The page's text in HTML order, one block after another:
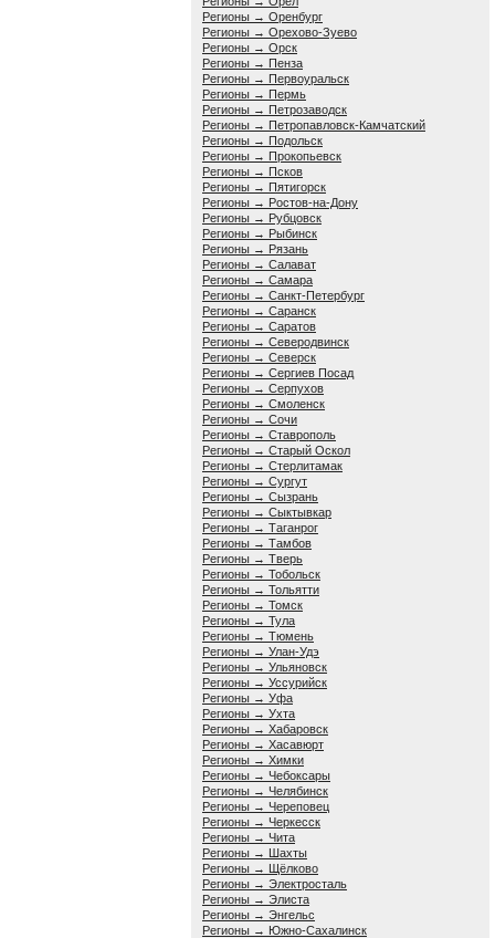
Регионы → Оренбург
Регионы → Орехово-Зуево
Регионы → Орск
Регионы → Пенза
Регионы → Первоуральск
Регионы → Пермь
Регионы → Петрозаводск
Регионы → Петропавловск-Камчатский
Регионы → Подольск
Регионы → Прокопьевск
Регионы → Псков
Регионы → Пятигорск
Регионы → Ростов-на-Дону
Регионы → Рубцовск
Регионы → Рыбинск
Регионы → Рязань
Регионы → Салават
Регионы → Самара
Регионы → Санкт-Петербург
Регионы → Саранск
Регионы → Саратов
Регионы → Северодвинск
Регионы → Северск
Регионы → Сергиев Посад
Регионы → Серпухов
Регионы → Смоленск
Регионы → Сочи
Регионы → Ставрополь
Регионы → Старый Оскол
Регионы → Стерлитамак
Регионы → Сургут
Регионы → Сызрань
Регионы → Сыктывкар
Регионы → Таганрог
Регионы → Тамбов
Регионы → Тверь
Регионы → Тобольск
Регионы → Тольятти
Регионы → Томск
Регионы → Тула
Регионы → Тюмень
Регионы → Улан-Удэ
Регионы → Ульяновск
Регионы → Уссурийск
Регионы → Уфа
Регионы → Ухта
Регионы → Хабаровск
Регионы → Хасавюрт
Регионы → Химки
Регионы → Чебоксары
Регионы → Челябинск
Регионы → Череповец
Регионы → Черкесск
Регионы → Чита
Регионы → Шахты
Регионы → Щёлково
Регионы → Электросталь
Регионы → Элиста
Регионы → Энгельс
Регионы → Южно-Сахалинск